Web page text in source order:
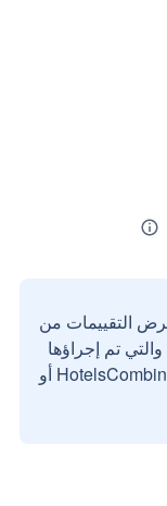
التقييمات من
تم إجراؤها
بواسطة مستخدمين حقيقيين مع HotelsCombined أو